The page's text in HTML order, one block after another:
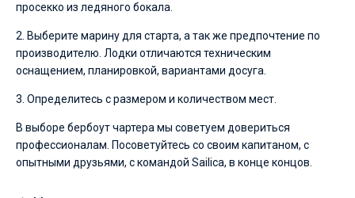
просекко из ледяного бокала.
2. Выберите марину для старта, а так же предпочтение по
производителю. Лодки отличаются техническим
оснащением, планировкой, вариантами досуга.
3. Определитесь с размером и количеством мест.
В выборе бербоут чартера мы советуем довериться
профессионалам. Посоветуйтесь со своим капитаном, с
опытными друзьями, с командой Sailica, в конце концов.